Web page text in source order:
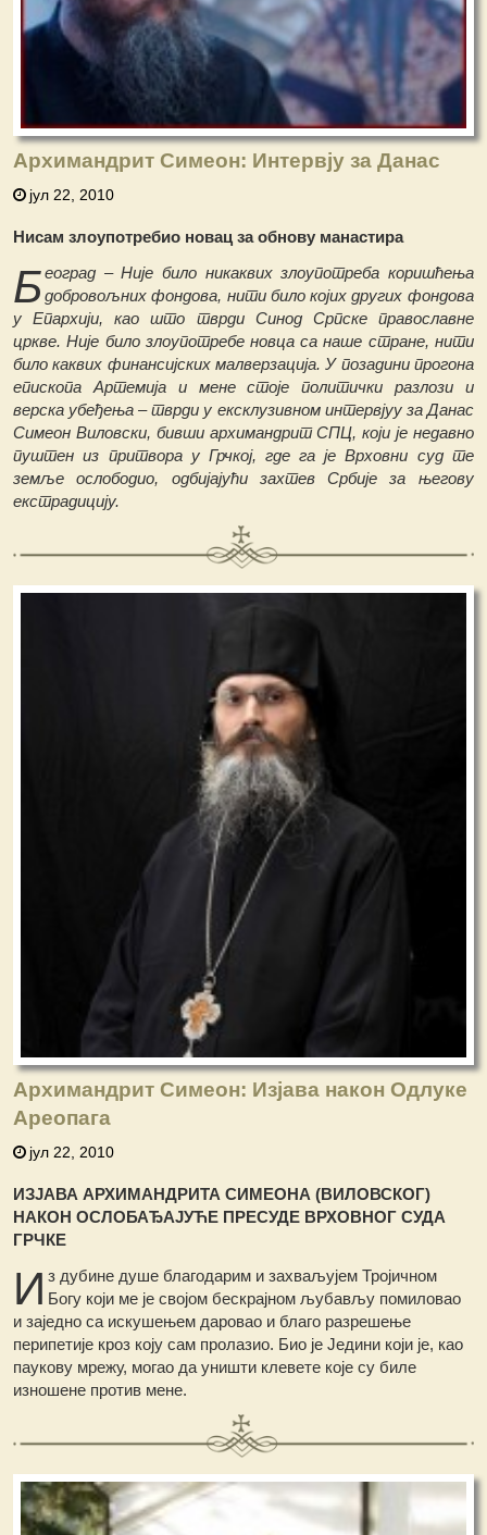
Архимандрит Симеон: Интервју за Данас
јул 22, 2010
Нисам злоупотребио новац за обнову манастира
Београд – Није било никаквих злоупотреба коришћења
добровољних фондова, нити било којих других фондова
у Епархији, као што тврди Синод Српске православне
цркве. Није било злоупотребе новца са наше стране, нити
било каквих финансијских малверзација.У позадини прогона
епископа Артемија и мене стоје политички разлози и
верска убеђења – тврди у ексклузивном интервјуу за Данас
Симеон Виловски, бивши архимандрит СПЦ, који је недавно
пуштен из притвора у Грчкој, где га је Врховни суд те
земље ослободио, одбијајући захтев Србије за његову
екстрадицију.
Архимандрит Симеон: Изјава након Одлуке
Ареопага
јул 22, 2010
ИЗЈАВА АРХИМАНДРИТА СИМЕОНА (ВИЛОВСКОГ)
НАКОН ОСЛОБАЂАЈУЋЕ ПРЕСУДЕ ВРХОВНОГ СУДА
ГРЧКЕ
И з дубине душе благодарим и захваљујем Тројичном
Богу који ме је својом бескрајном љубављу помиловао
и заједно са искушењем даровао и благо разрешење
перипетије кроз коју сам пролазио. Био је Једини који је, као
паукову мрежу, могао да уништи клевете које су биле
изношене против мене.